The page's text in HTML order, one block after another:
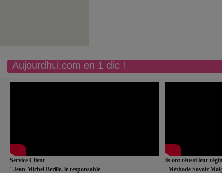
Aujourdhui.com en 1 clic !
Service Client
"Jean-Michel Berille, le responsable
ils ont réussi leur
- Méthode Savoir